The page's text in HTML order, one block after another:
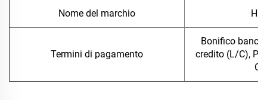
Nome del marchio
Termini di pagamento
Bonifico
credito (L/C),